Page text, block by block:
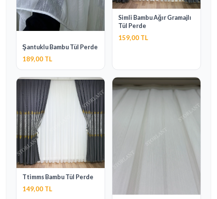
Şantuklu Bambu Tül Perde
189,00 TL
Simli Bambu Ağır Gramajlı
Tül Perde
159,00 TL
Ttimms Bambu Tül Perde
149,00 TL